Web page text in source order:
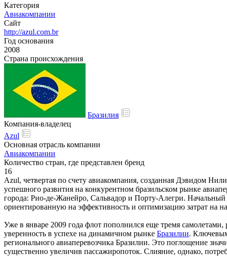
Категория
Авиакомпании
Сайт
http://azul.com.br
Год основания
2008
Страна происхождения
Бразилия
Компания-владелец
Azul
Основная отрасль компании
Авиакомпании
Количество стран, где представлен бренд
16
Azul, четвертая по счету авиакомпания, созданная Дэвидом
успешного развития на конкурентном бразильском рынке
города: Рио-де-Жанейро, Сальвадор и Порту-Алегри. Начальный
ориентированную на эффективность и оптимизацию затрат на
Уже в январе 2009 года флот пополнился еще тремя
уверенность в успехе на динамичном рынке Бразилии.
регионального авиаперевозчика Бразилии. Это поглощение
существенно увеличив пассажиропоток. Слияние, однако,